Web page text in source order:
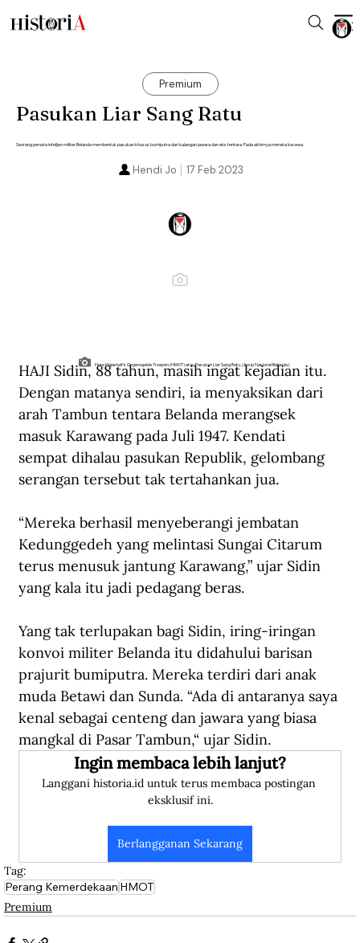
Premium
Pasukan Liar Sang Ratu
Seorang perwira intelijen militer Belanda membentuk pasukan khusus bumiputra dari kalangan jawara dan eks tentara. Pada akhirnya mereka kecewa.
17 Feb 2023
Hendi Jo
Hare Majesteit's Ongeregelde Troepen (HMOT) atau Pasukan Liar Sang Ratu. (Arsip Nasional Belanda).
HAJI Sidin, 88 tahun, masih ingat kejadian itu.
Dengan matanya sendiri, ia menyaksikan dari
arah Tambun tentara Belanda merangsek
masuk Karawang pada Juli 1947. Kendati
sempat dihalau pasukan Republik, gelombang
serangan tersebut tak tertahankan jua.
“Mereka berhasil menyeberangi jembatan
Kedunggedeh yang melintasi Sungai Citarum
terus menusuk jantung Karawang,” ujar Sidin
yang kala itu jadi pedagang beras.
Yang tak terlupakan bagi Sidin, iring-iringan
konvoi militer Belanda itu didahului barisan
prajurit bumiputra. Mereka terdiri dari anak
muda Betawi dan Sunda. “Ada di antaranya saya
kenal sebagai centeng dan jawara yang biasa
mangkal di Pasar Tambun,“ ujar Sidin.
Ingin membaca lebih lanjut?
Langgani historia.id untuk terus membaca postingan
eksklusif ini.
Berlangganan Sekarang
Tag:
Perang KemerdekaanHMOT
Premium